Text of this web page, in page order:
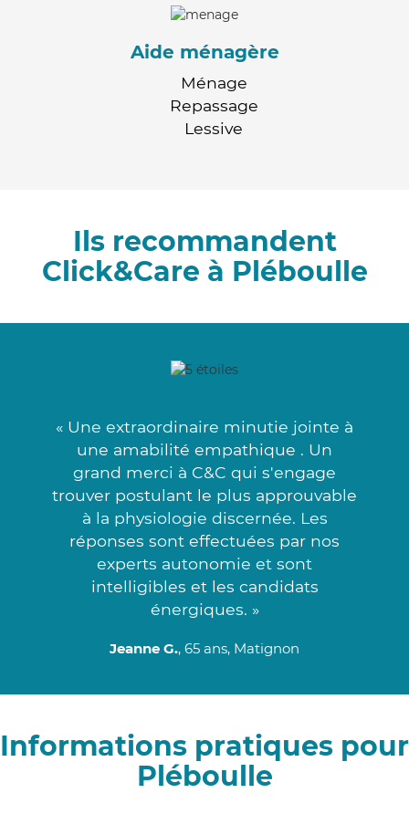
Aide ménagère
Ménage
Repassage
Lessive
Ils recommandent
Click&Care à Pléboulle
« Une extraordinaire minutie jointe à
une amabilité empathique . Un
grand merci à C&C qui s'engage
trouver postulant le plus approuvable
à la physiologie discernée. Les
réponses sont effectuées par nos
experts autonomie et sont
intelligibles et les candidats
énergiques. »
Jeanne G., 65 ans, Matignon
Informations pratiques pour
Pléboulle